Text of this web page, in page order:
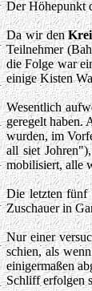
Der Höhepunkt
Da wir den
Teilnehmer
die Folge war
einige Kisten
Wesentlich
geregelt haben.
wurden, im
all siet
mobilisiert, alle
Die letzten fünf
Zuschauer in
Nur einer
schien, als
einigermaßen
Schliff erfolgen